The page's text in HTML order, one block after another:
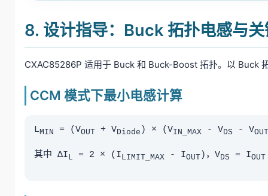
8. 设计指导：Buck 拓扑电感与
CXAC85286P 适用于 Buck 和 Buck-Boost 拓扑。以 Buck
CCM 模式下最小电感计算
LMIN = (VOUT + VDiode ) × (VIN_MAX - VDS - VOUT
其中 ΔIL = 2 × (ILIMIT_MAX - IOUT )，VDS = IOUT